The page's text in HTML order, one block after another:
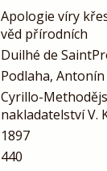
Apologie víry
věd přírodních
Duilhé de
Podlaha, Antonín
Cyrillo-
nakladatelství V.
1897
440